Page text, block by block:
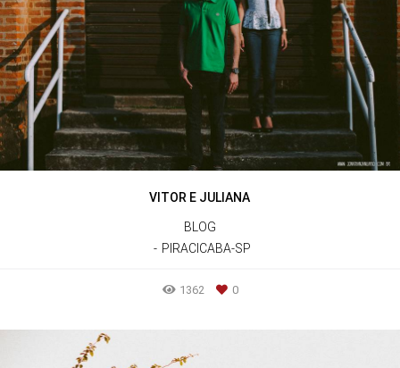
VITOR E JULIANA
BLOG
PIRACICABA-SP
1362 0